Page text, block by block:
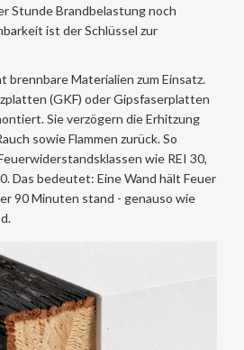
Stunde Brandbelastung noch
ist der Schlüssel zur
brennbare Materialien zum Einsatz.
(GKF) oder Gipsfaserplatten
Sie verzögern die Erhitzung
sowie Flammen zurück. So
wie REI 30,
Das bedeutet: Eine Wand hält Feuer
90 Minuten stand - genauso wie